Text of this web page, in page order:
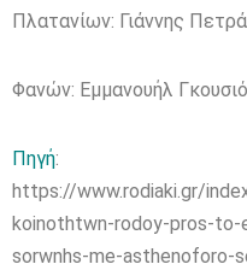
Πλατανίων: Γιάννης
Φανών: Εμμανουήλ
Πηγή:
https://www.rodiaki.gr/
koinothtwn-rodoy-pros-
sorwnhs-me-asthenoforo-